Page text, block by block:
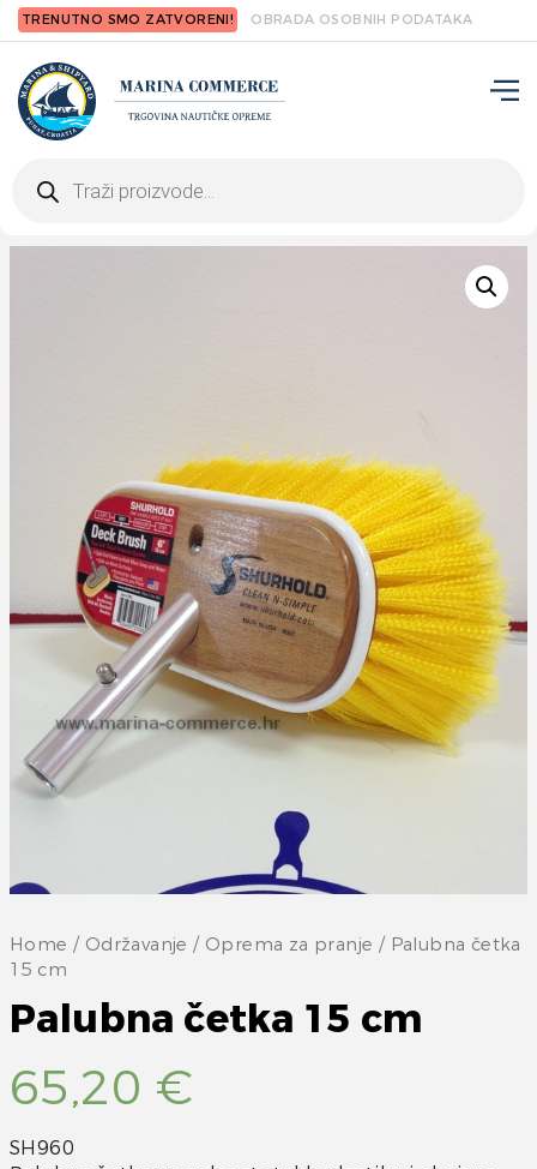
TRENUTNO SMO ZATVORENI! OBRADA OSOBNIH PODATAKA
search
Home / Održavanje / Oprema za pranje / Palubna četka
15 cm
Palubna četka 15 cm
65,20 €
SH960